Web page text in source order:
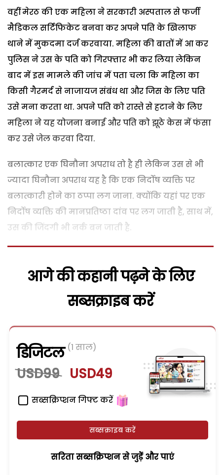
वहीं मेरठ की एक महिला ने सरकारी अस्पताल से फर्जी
मैडिकल सर्टिफिकेट बनवा कर अपने पति के खिलाफ
थाने में मुकदमा दर्ज करवाया. महिला की बातों में आ कर
पुलिस ने उस के पति को गिरफ्तार भी कर लिया लेकिन
बाद में इस मामले की जांच में पता चला कि महिला का
किसी गैरमर्द से नाजायज संबंध था और जिस के लिए पति
उसे मना करता था. अपने पति को रास्ते से हटाने के लिए
महिला ने यह योजना बनाई और पति को झूठे केस में फंसा
कर उसे जेल करवा दिया.
बलात्कार एक घिनौना अपराध तो है ही लेकिन उस से भी
ज्यादा घिनौना अपराध यह है कि एक निर्दोष व्यक्ति पर
बलात्कारी होने का ठप्पा लग जाना. क्योंकि यहां पर एक
निर्दोष व्यक्ति की मानप्रतिष्ठा दांव पर लग जाती है, साथ में,
उस की जिंदगी भी नर्क बन जाती है.
आगे की कहानी पढ़ने के लिए
सब्सक्राइब करें
डिजिटल (1 साल)
USD99 USD49
सब्सक्रिप्शन गिफ्ट करें
सब्सक्राइब करें
सरिता सब्सक्रिप्शन से जुड़ेें और पाएं